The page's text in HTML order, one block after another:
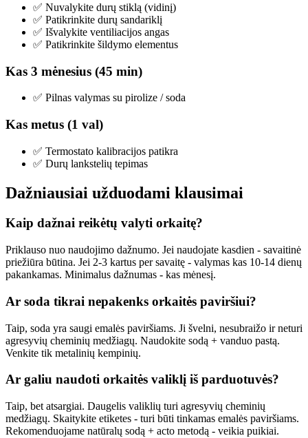
✅ Nuvalykite durų stiklą (vidinį)
✅ Patikrinkite durų sandariklį
✅ Išvalykite ventiliacijos angas
✅ Patikrinkite šildymo elementus
Kas 3 mėnesius (45 min)
✅ Pilnas valymas su pirolize / soda
Kas metus (1 val)
✅ Termostato kalibracijos patikra
✅ Durų lankstelių tepimas
Dažniausiai užduodami klausimai
Kaip dažnai reikėtų valyti orkaitę?
Priklauso nuo naudojimo dažnumo. Jei naudojate kasdien - savaitinė
priežiūra būtina. Jei 2-3 kartus per savaitę - valymas kas 10-14 dienų
pakankamas. Minimalus dažnumas - kas mėnesį.
Ar soda tikrai nepakenks orkaitės paviršiui?
Taip, soda yra saugi emalės paviršiams. Ji švelni, nesubraižo ir neturi
agresyvių cheminių medžiagų. Naudokite sodą + vanduo pastą.
Venkite tik metalinių kempinių.
Ar galiu naudoti orkaitės valiklį iš parduotuvės?
Taip, bet atsargiai. Daugelis valiklių turi agresyvių cheminių
medžiagų. Skaitykite etiketes - turi būti tinkamas emalės paviršiams.
Rekomenduojame natūralų sodą + acto metodą - veikia puikiai.